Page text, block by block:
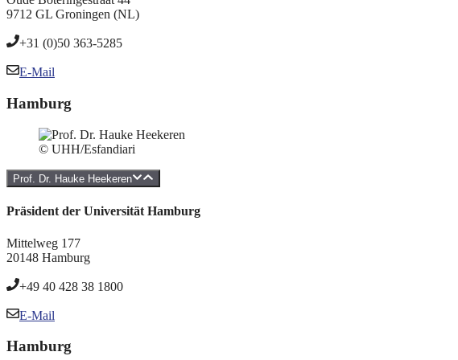
9712 GL Groningen (NL)
+31 (0)50 363-5285
E-Mail
Hamburg
© UHH/Esfandiari
Prof. Dr. Hauke Heekeren
Präsident der Universität Hamburg
Mittelweg 177
20148 Hamburg
+49 40 428 38 1800
E-Mail
Hamburg